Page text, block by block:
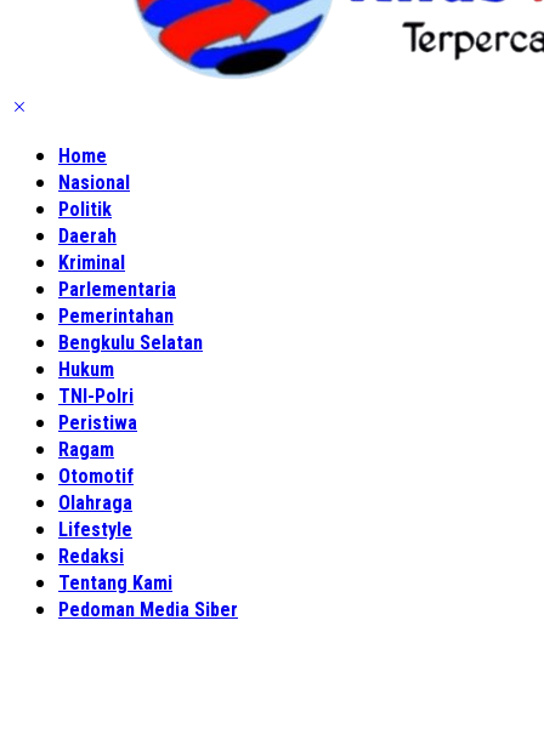
Home
Nasional
Politik
Daerah
Kriminal
Parlementaria
Pemerintahan
Bengkulu Selatan
Hukum
TNI-Polri
Peristiwa
Ragam
Otomotif
Olahraga
Lifestyle
Redaksi
Tentang Kami
Pedoman Media Siber